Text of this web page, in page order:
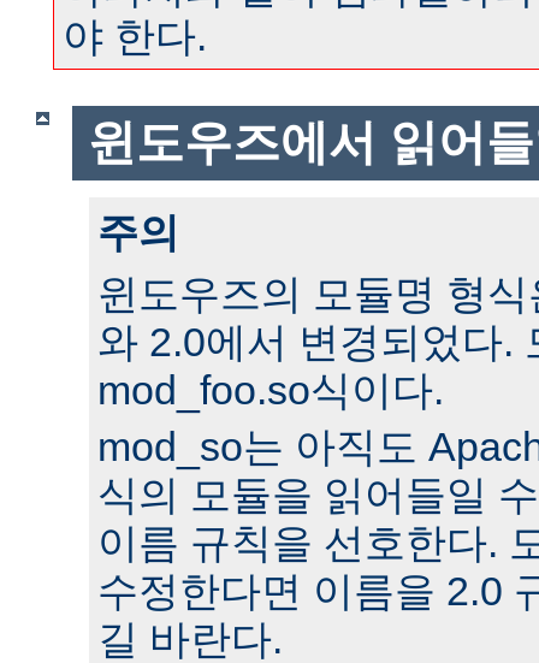
야 한다.
윈도우즈에서 읽어
주의
윈도우즈의 모듈명 형
와 2.0에서 변경되었다.
mod_foo.so식이다.
mod_so는 아직도
식의 모듈을 읽어들일
이름 규칙을 선호한다.
수정한다면 이름을 2.0
길 바란다.